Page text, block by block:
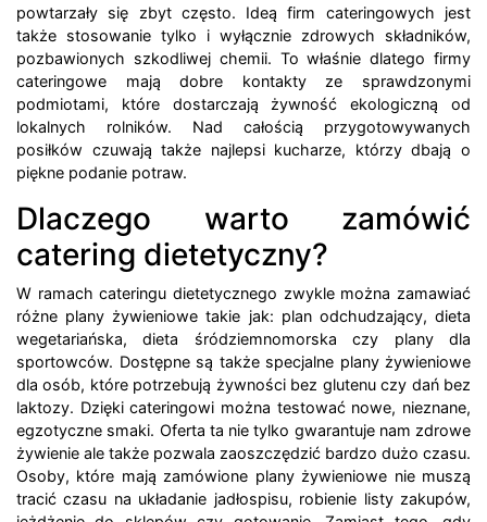
powtarzały się zbyt często. Ideą firm cateringowych jest
także stosowanie tylko i wyłącznie zdrowych składników,
pozbawionych szkodliwej chemii. To właśnie dlatego firmy
cateringowe mają dobre kontakty ze sprawdzonymi
podmiotami, które dostarczają żywność ekologiczną od
lokalnych rolników. Nad całością przygotowywanych
posiłków czuwają także najlepsi kucharze, którzy dbają o
piękne podanie potraw.
Dlaczego warto zamówić
catering dietetyczny?
W ramach cateringu dietetycznego zwykle można zamawiać
różne plany żywieniowe takie jak: plan odchudzający, dieta
wegetariańska, dieta śródziemnomorska czy plany dla
sportowców. Dostępne są także specjalne plany żywieniowe
dla osób, które potrzebują żywności bez glutenu czy dań bez
laktozy. Dzięki cateringowi można testować nowe, nieznane,
egzotyczne smaki. Oferta ta nie tylko gwarantuje nam zdrowe
żywienie ale także pozwala zaoszczędzić bardzo dużo czasu.
Osoby, które mają zamówione plany żywieniowe nie muszą
tracić czasu na układanie jadłospisu, robienie listy zakupów,